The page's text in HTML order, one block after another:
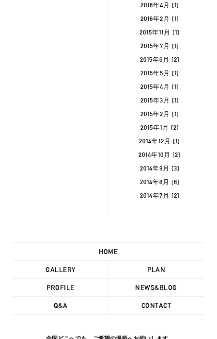
2016年4月 [1]
2016年2月 [1]
2015年11月 [1]
2015年7月 [1]
2015年6月 [2]
2015年5月 [1]
2015年4月 [1]
2015年3月 [1]
2015年2月 [1]
2015年1月 [2]
2014年12月 [1]
2014年10月 [2]
2014年9月 [3]
2014年8月 [6]
2014年7月 [2]
HOME
GALLERY PLAN
PROFILE NEWS&BLOG
Q&A CONTACT